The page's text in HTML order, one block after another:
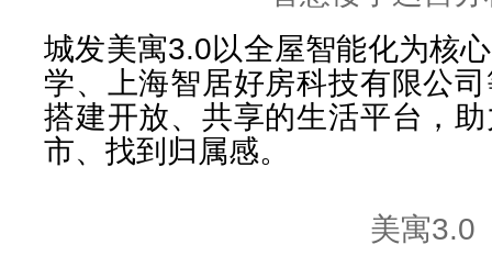
城发美寓3.0以全屋智能化为核
学、上海智居好房科技有限公
搭建开放、共享的生活平台，
市、找到归属感。
美寓3.0